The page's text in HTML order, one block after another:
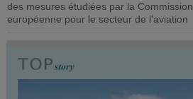
des mesures étudiées par la Commission
européenne pour le secteur de l'aviation